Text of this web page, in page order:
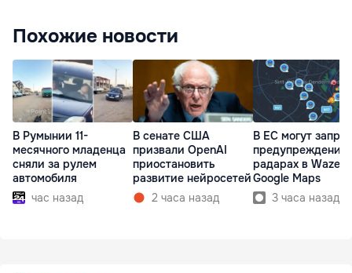
Похожие новости
В Румынии 11-
месячного младенца
сняли за рулем
автомобиля
час назад
В сенате США
призвали OpenAI
приостановить
развитие нейросетей
2 часа назад
В ЕС могут
предупреждения
радарах в Waze и
Google Maps
3 часа назад